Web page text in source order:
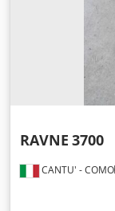
CANTU' - COMO
RAVNE 3700